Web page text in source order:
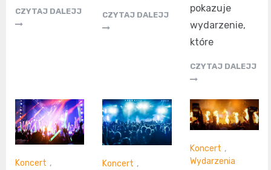
CZYTAJ DALEJJ CZYTAJ DALEJJ
pokazuje
wydarzenie,
które
CZYTAJ DALEJJ
Koncert ,
Koncert ,
Koncert ,
Wydarzenia